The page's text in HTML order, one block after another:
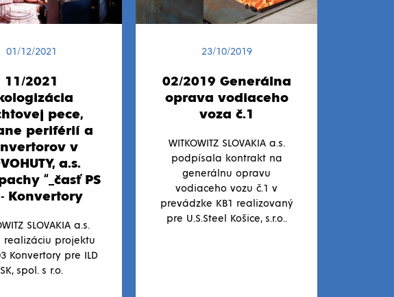
01/12/2021
11/2021
pece,
periférií a
v
a.s.
“_časť PS
Konvertory
SLOVAKIA a.s.
realizáciu projektu
Konvertory pre ILD
SK, spol. s r.o.
23/10/2019
02/2019 Generálna
oprava vodiaceho
voza č.1
WITKOWITZ SLOVAKIA a.s.
podpísala kontrakt na
generálnu opravu
vodiaceho vozu č.1 v
prevádzke KB1 realizovaný
pre U.S.Steel Košice, s.r.o..